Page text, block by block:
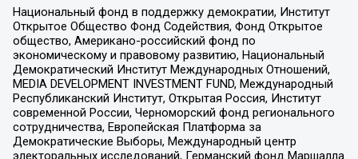
Национальный фонд в поддержку демократии, Институт
Открытое Общество Фонд Содействия, Фонд Открытое
общество, Американо-российский фонд по
экономическому и правовому развитию, Национальный
Демократический Институт Международных Отношений,
MEDIA DEVELOPMENT INVESTMENT FUND, Международный
Республиканский Институт, Открытая Россия, Институт
современной России, Черноморский фонд регионального
сотрудничества, Европейская Платформа за
Демократические Выборы, Международный центр
электоральных исследований, Германский фонд Маршалла